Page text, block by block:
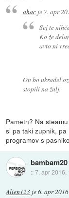
ahacje 7. apr
Sej te
Ko že
avto ni
On bo ukradel
stopili na žulj.
Pametn? Na
si pa taki zupnik,
programov s
bambam20
::7. apr 2016,
Alien123 je6. apr